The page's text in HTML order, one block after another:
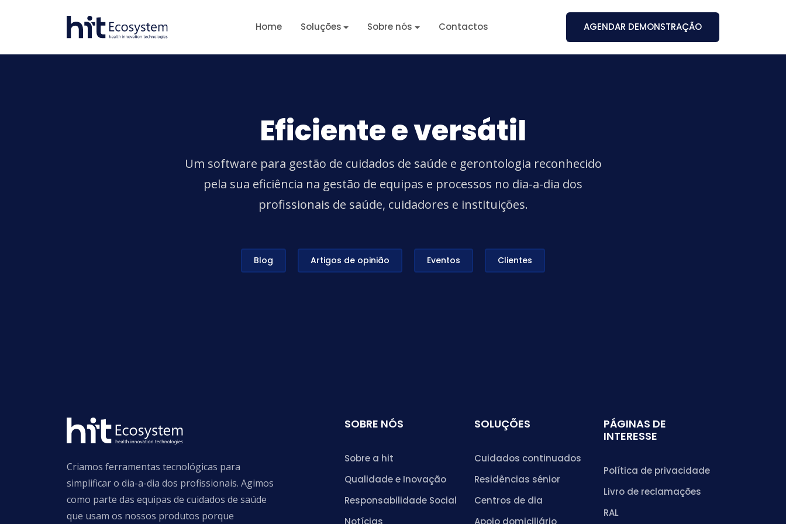
Home Soluções Sobre nós Contactos AGENDAR DEMONSTRAÇÃO
Eficiente e versátil
Um software para gestão de cuidados de saúde e gerontologia reconhecido
pela sua eficiência na gestão de equipas e processos no dia-a-dia dos
profissionais de saúde, cuidadores e instituições.
Blog Artigos de opinião Eventos Clientes
Criamos ferramentas tecnológicas para
simplificar o dia-a-dia dos profissionais. Agimos
como parte das equipas de cuidados de saúde
que usam os nossos produtos porque
SOBRE NÓS
Sobre a hit
Qualidade e Inovação
Responsabilidade Social
Notícias
SOLUÇÕES
Cuidados continuados
Residências sénior
Centros de dia
Apoio domiciliário
PÁGINAS DE
INTERESSE
Política de privacidade
Livro de reclamações
RAL